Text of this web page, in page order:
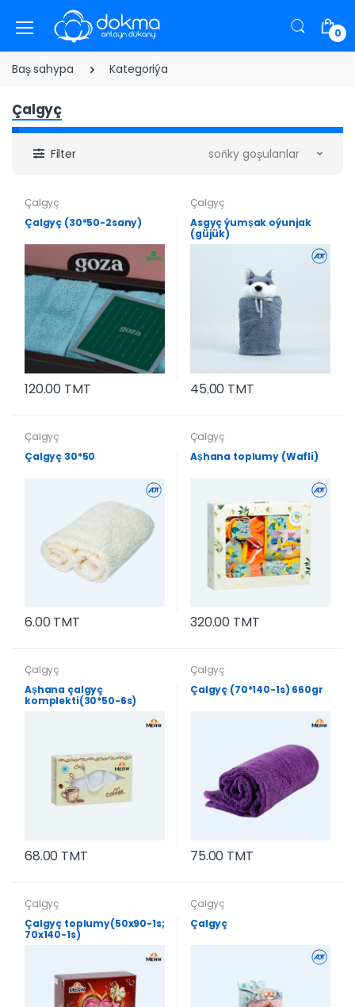
0
Baş sahypa Kategoriýa
Çalgyç
Filter soňky goşulanlar
Çalgyç
Çalgyç (30*50-2sany)
120.00 TMT
Çalgyç
Asgyç ýumşak oýunjak
(güjük)
45.00 TMT
Çalgyç
Çalgyç 30*50
6.00 TMT
Çalgyç
Aşhana toplumy (Wafli)
320.00 TMT
Çalgyç
Aşhana çalgyç
komplekti(30*50-6s)
68.00 TMT
Çalgyç
Çalgyç (70*140-1s) 660gr
75.00 TMT
Çalgyç
Çalgyç toplumy(50x90-1s;
70x140-1s)
Çalgyç
Çalgyç